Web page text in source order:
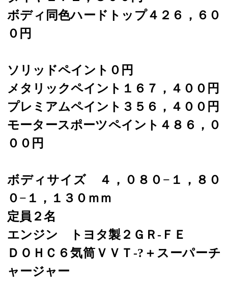
ボディ同色ハードトップ４２６，６０
０円
ソリッドペイント０円
メタリックペイント１６７，４００円
プレミアムペイント３５６，４００円
モータースポーツペイント４８６，０
００円
ボディサイズ ４，０８０−１，８０
０−１，１３０ｍｍ
定員２名
エンジン トヨタ製２ＧＲ-ＦＥ
ＤＯＨＣ６気筒ＶＶＴ-?＋スーパーチ
ャージャー